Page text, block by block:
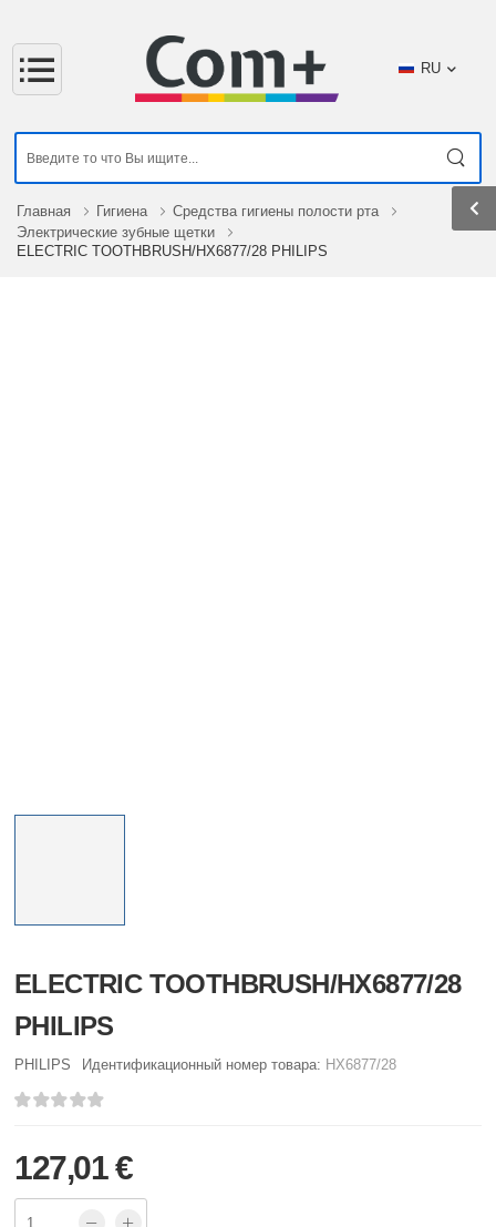
RU
Главная Гигиена
Средства гигиены полости рта
Электрические зубные щетки
ELECTRIC TOOTHBRUSH/HX6877/28 PHILIPS
ELECTRIC TOOTHBRUSH/HX6877/28
PHILIPS
PHILIPS Идентификационный номер товара: HX6877/28
127,01 €